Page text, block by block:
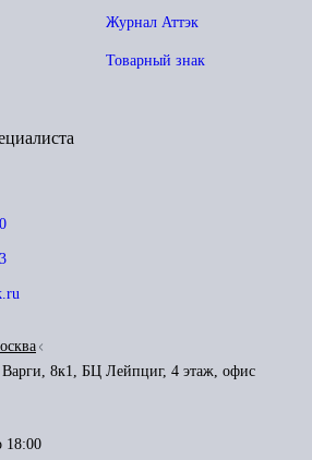
Журнал Аттэк
Товарный знак
8к1, БЦ Лейпциг, 4 этаж, офис
18:00